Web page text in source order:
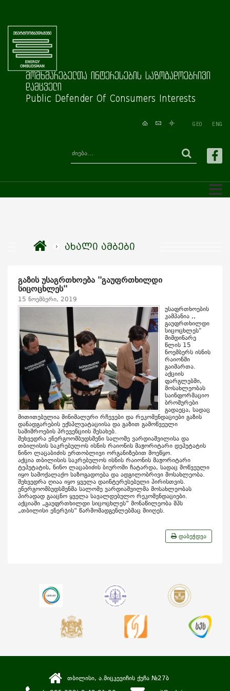
მომხმარებელთა ინტერესების საზოგადოებრივი
დამცველი
Public Defender Of Consumers Interests
GEO ENG
ახალი ამბები
გაზის უსაგრთხოება ''გაუფრთხილდი
სიცოცხლეს''
15 ნოემბერი, 2019
უსაფრთხოების
კამპანია ,,
გაუფრთხილდი
სიცოცხლეს"
მიმდინარე
წლის 15
ნოემბერს ისნის
რაიონში
გაიმართა.
აქციის
ფარგლებში,
მოსახლეობას
საინფორმაციო
ბროშურები
გადაეცა, სადაც
მითითებულია მინიმალური რჩევები და რეკომენდაციები გაზის
დანადგარების ექსპლუატაციისა და გაზით გამოწვეული
საშიშროების პრევენციის შესახებ.
შეხვედრა ენერგოომბუდსმენი სალომე ვარდიაშვილისა და
თბილისის საკრებულოს ისნის რაიონის მაჟორიტარი დეპუტატის
ნინო ლაცაბიძის ერთობლივი ორგანიზებით მოეწყო.
აქცია თბილისის საკრებულოს ისნის რაიონის მაჟორიტარი
ტეპუტატის, ნინო ლაცაბიძის ბიუროში ჩატარდა, სადაც მოწვეული
იყო სამოქალაქო საზოგადოება და ადგილობრივი მოსახლეობა.
შეხვედრა ღიაა იყო ყველა დაინტერესებული პირისთვის.
ენერგოომბუდსმენმა სალომე ვარდიაშვილმა მოსახლეობას
პირადად გააცნო ყველა სავალდებულო რეკომენდაციები.
აქციაში „გაუფრთხილდი სიცოცხლეს“ მონაწილეობა შპს
„თბილისი ენერჯის“ წარმომადგენლებმაც მიიღეს.
დაბეჭდვა
თბილისი, ა.მიცკევიჩის ქუჩა №27ბ